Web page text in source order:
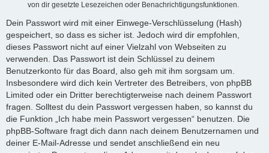
von dir gesetzte Lesezeichen oder Benachrichtigungsfunktionen.
Dein Passwort wird mit einer Einwege-Verschlüsselung (Hash)
gespeichert, so dass es sicher ist. Jedoch wird dir empfohlen,
dieses Passwort nicht auf einer Vielzahl von Webseiten zu
verwenden. Das Passwort ist dein Schlüssel zu deinem
Benutzerkonto für das Board, also geh mit ihm sorgsam um.
Insbesondere wird dich kein Vertreter des Betreibers, von phpBB
Limited oder ein Dritter berechtigterweise nach deinem Passwort
fragen. Solltest du dein Passwort vergessen haben, so kannst du
die Funktion „Ich habe mein Passwort vergessen“ benutzen. Die
phpBB-Software fragt dich dann nach deinem Benutzernamen und
deiner E-Mail-Adresse und sendet anschließend ein neu